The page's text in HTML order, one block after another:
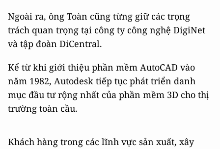
Ngoài ra, ông Toàn cũng từng giữ các trọng
trách quan trọng tại công ty công nghệ DigiNet
và tập đoàn DiCentral.
Kể từ khi giới thiệu phần mềm AutoCAD vào
năm 1982, Autodesk tiếp tục phát triển danh
mục đầu tư rộng nhất của phần mềm 3D cho thị
trường toàn cầu.
Khách hàng trong các lĩnh vực sản xuất, xây